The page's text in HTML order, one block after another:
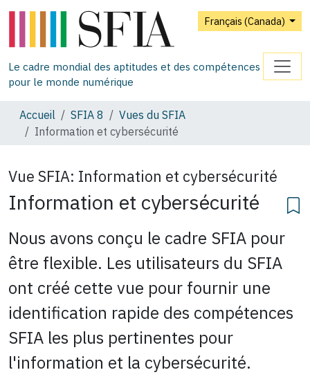
Français (Canada)
Le cadre mondial des aptitudes et des compétences
pour le monde numérique
Accueil SFIA 8
Vues du SFIA
Information et cybersécurité
Vue SFIA: Information et cybersécurité
Information et cybersécurité
Nous avons conçu le cadre SFIA pour
être flexible. Les utilisateurs du SFIA
ont créé cette vue pour fournir une
identification rapide des compétences
SFIA les plus pertinentes pour
l'information et la cybersécurité.